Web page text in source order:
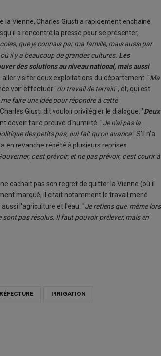
Vienne, Charles Giusti a rapidement enchaîné
a rencontré la presse pour se présenter,
que je connais par ma famille, mais aussi par
il y a beaucoup de grandes cultures. Les
des solutions au niveau national, mais aussi
visiter deux exploitations du département. "Ma
voir effectuer "du travail de terrain", et, qui est
me faire une idée pour répondre à cette
Giusti dit vouloir privilégier le dialogue. "Deux
devoir faire preuve d'humilité. "Je n'ai pas la
des petits pas, qui fait qu'on avance". S'il n'a
en revanche répété à plusieurs reprises
c'est prévoir; et ne pas prévoir, c'est courir à
cachait pas son regret de quitter la Vienne (où il
marqué, il citait notamment le travail mené
l'agriculture et l'eau. "Je retiens que, même lors
pas résolus. Il faut pouvoir prélever, mais en
IRRIGATION